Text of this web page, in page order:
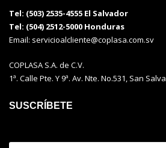
Tel: (503) 2535-4555 El Salvador
Tel: (504) 2512-5000 Honduras
Email: servicioalcliente@coplasa.com.sv
COPLASA S.A. de C.V.
1ª. Calle Pte. Y 9ª. Av. Nte. No.531, San
SUSCRÍBETE